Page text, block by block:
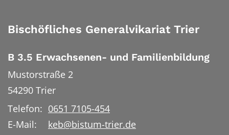
Bischöfliches Generalvikariat Trier
B 3.5 Erwachsenen- und Familienbildung
Mustorstraße 2
54290 Trier
Telefon: 0651 7105-454
E-Mail:
keb@bistum-trier.de